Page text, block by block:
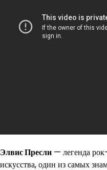
Элвис Пресли — легенда
искусства, один из самых